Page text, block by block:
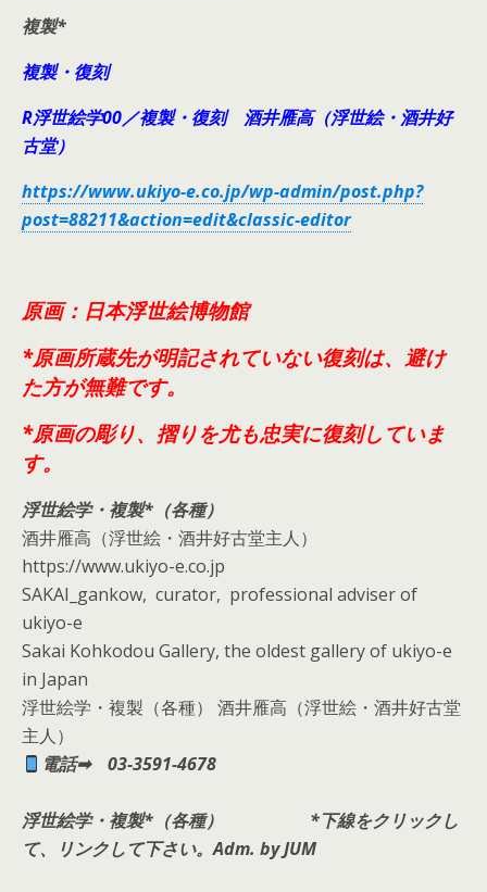
複製*
複製・復刻
R浮世絵学00／複製・復刻 酒井雁高（浮世絵・酒井好
古堂）
https://www.ukiyo-e.co.jp/wp-admin/post.php?
post=88211&action=edit&classic-editor
原画：日本浮世絵博物館
*原画所蔵先が明記されていない復刻は、避け
た方が無難です。
*原画の彫り、摺りを尤も忠実に復刻していま
す。
浮世絵学・複製*（各種）
酒井雁高（浮世絵・酒井好古堂主人）
https://www.ukiyo-e.co.jp
SAKAI_gankow, curator, professional adviser of
ukiyo-e
Sakai Kohkodou Gallery, the oldest gallery of ukiyo-e
in Japan
浮世絵学・複製（各種） 酒井雁高（浮世絵・酒井好古堂
主人）
電話➡︎ 03-3591-4678
浮世絵学・複製*（各種） *下線をクリックし
て、リンクして下さい。Adm. by JUM